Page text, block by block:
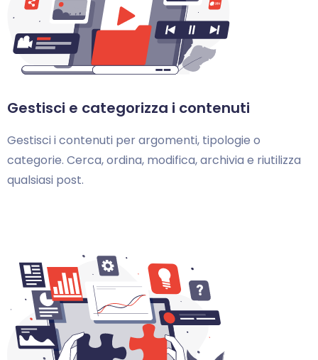
Gestisci e categorizza i contenuti
Gestisci i contenuti per argomenti, tipologie o
categorie. Cerca, ordina, modifica, archivia e riutilizza
qualsiasi post.